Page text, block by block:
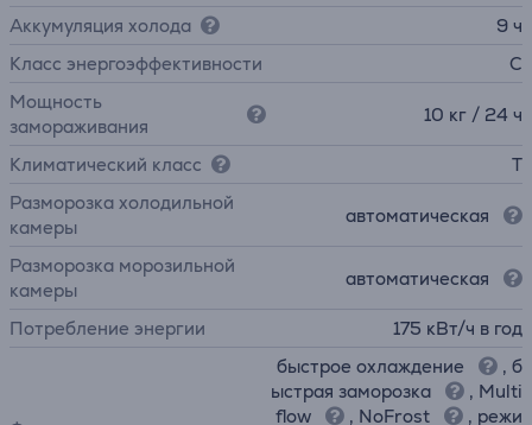
Аккумуляция холода
9 ч
Класс энергоэффективности
C
Мощность
замораживания
10 кг / 24 ч
Климатический класс
T
Разморозка холодильной
камеры
автоматическая
Разморозка морозильной
камеры
автоматическая
Потребление энергии 175 кВт/ч в год
быстрое охлаждение
, б
ыстрая заморозка
, Multi
flow
, NoFrost
, режи